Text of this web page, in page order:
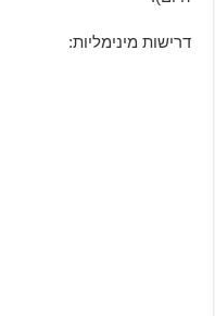
דרישות מינימליות: